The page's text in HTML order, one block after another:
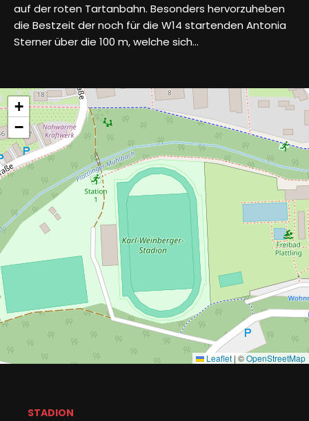
auf der roten Tartanbahn. Besonders hervorzuheben
die Bestzeit der noch für die W14 startenden Antonia
Sterner über die 100 m, welche sich…
+
−
Leaflet | ©OpenStreetMap
STADION